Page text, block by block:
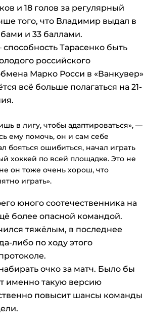
и 18 голов за регулярный
того, что Владимир выдал в
и 33 баллами.
Тарасенко быть
российского
Марко Росси в «Ванкувер»
всё больше полагаться на 21-
в лигу, чтобы адаптироваться», —
ему помочь, он и сам себе
бояться ошибиться, начал играть
хоккей по всей площадке. Это не
он тоже очень хорош, что
играть».
юного соотечественника на
более опасной командой.
тяжёлым, в последнее
либо по ходу этого
очко за матч. Было бы
именно такую версию
повысит шансы команды